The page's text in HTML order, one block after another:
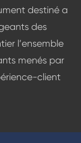
destiné a
des
l’ensemble
menés par
client